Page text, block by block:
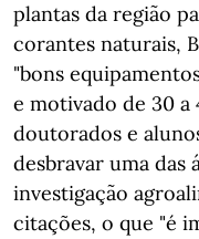
plantas da região
corantes naturais,
"bons
e motivado de 30 a
doutorados e
desbravar uma das
investigação
citações, o que "é